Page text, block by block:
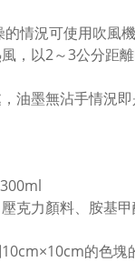
情況可使用吹風
，以2～3公分距
油墨無沾手情況即
克力顏料、胺基甲
的色塊